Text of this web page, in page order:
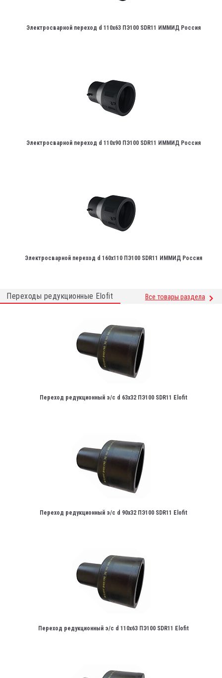
Электросварной переход d 110х63 ПЭ100 SDR11 ИММИД Россия
Электросварной переход d 110х90 ПЭ100 SDR11 ИММИД Россия
Электросварной переход d 160х110 ПЭ100 SDR11 ИММИД Россия
Переходы редукционные Elofit Все товары раздела
Переход редукционный э/с d 63х32 ПЭ100 SDR11 Elofit
Переход редукционный э/с d 90х32 ПЭ100 SDR11 Elofit
Переход редукционный э/с d 110х63 ПЭ100 SDR11 Elofit